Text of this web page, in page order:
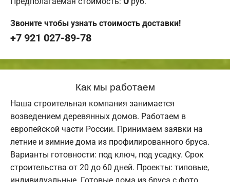
Звоните чтобы узнать стоимость доставки!
+7 921 027-89-78
Как мы работаем
Наша строительная компания занимается
возведением деревянных домов. Работаем в
европейской части России. Принимаем заявки на
летние и зимние дома из профилированного бруса.
Варианты готовности: под ключ, под усадку. Срок
строительства от 20 до 60 дней. Проекты: типовые,